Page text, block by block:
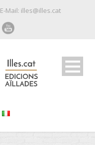
E-Mail: illes@illes.cat